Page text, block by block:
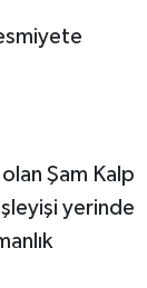
Şam Kalp
yerinde